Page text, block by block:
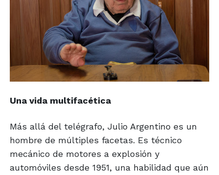
Una vida multifacética
Más allá del telégrafo, Julio Argentino es un
hombre de múltiples facetas. Es técnico
mecánico de motores a explosión y
automóviles desde 1951, una habilidad que aún